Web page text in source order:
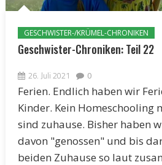
GESCHWISTER-/KRÜMEL-CHRONIKEN
Geschwister-Chroniken: Teil 22
26. Juli 2021 0
Ferien. Endlich haben wir
Kinder. Kein Homeschooling
sind zuhause. Bisher haben
davon "genossen" und bis
beiden Zuhause so laut